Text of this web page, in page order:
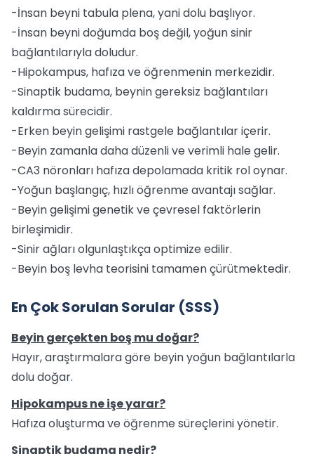
-İnsan beyni tabula plena, yani dolu başlıyor.
-İnsan beyni doğumda boş değil, yoğun sinir
bağlantılarıyla doludur.
-Hipokampus, hafıza ve öğrenmenin merkezidir.
-Sinaptik budama, beynin gereksiz bağlantıları
kaldırma sürecidir.
-Erken beyin gelişimi rastgele bağlantılar içerir.
-Beyin zamanla daha düzenli ve verimli hale gelir.
-CA3 nöronları hafıza depolamada kritik rol oynar.
-Yoğun başlangıç, hızlı öğrenme avantajı sağlar.
-Beyin gelişimi genetik ve çevresel faktörlerin
birleşimidir.
-Sinir ağları olgunlaştıkça optimize edilir.
-Beyin boş levha teorisini tamamen çürütmektedir.
En Çok Sorulan Sorular (SSS)
Beyin gerçekten boş mu doğar?
Hayır, araştırmalara göre beyin yoğun bağlantılarla
dolu doğar.
Hipokampus ne işe yarar?
Hafıza oluşturma ve öğrenme süreçlerini yönetir.
Sinaptik budama nedir?